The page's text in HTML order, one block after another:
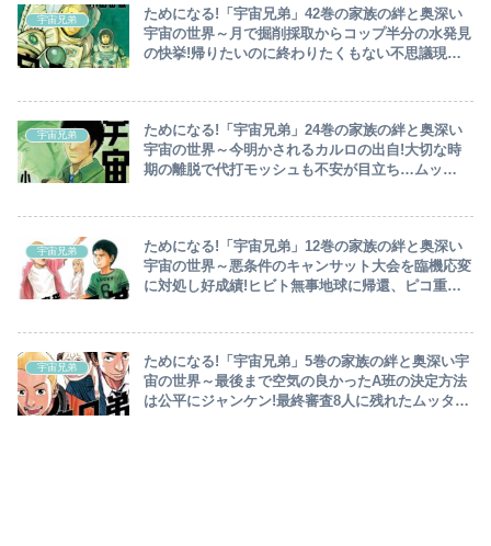
宇宙兄弟
ためになる!「宇宙兄弟」42巻の家族の絆と奥深い
宇宙の世界～月で掘削採取からコップ半分の水発見
の快挙!帰りたいのに終わりたくもない不思議現象
宇宙兄弟
ためになる!「宇宙兄弟」24巻の家族の絆と奥深い
宇宙の世界～今明かされるカルロの出自!大切な時
期の離脱で代打モッシュも不安が目立ち…ムッ
宇宙兄弟
ためになる!「宇宙兄弟」12巻の家族の絆と奥深い
宇宙の世界～悪条件のキャンサット大会を臨機応変
に対処し好成績!ヒビト無事地球に帰還、ピコ重圧
宇宙兄弟
ためになる!「宇宙兄弟」5巻の家族の絆と奥深い宇
宙の世界～最後まで空気の良かったA班の決定方法
は公平にジャンケン!最終審査8人に残れたムッタ、